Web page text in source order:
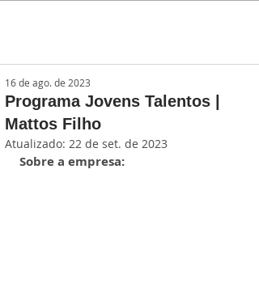
Programa Jovens Talentos |
Mattos Filho
16 de ago. de 2023
Atualizado: 22 de set. de 2023
Sobre a empresa: